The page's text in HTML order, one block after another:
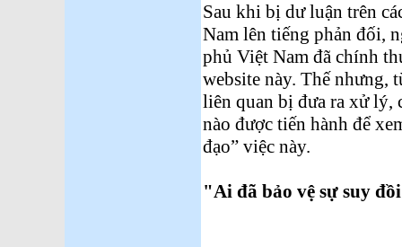
Sau khi bị dư luận trên
Nam lên tiếng phản đối,
phủ Việt Nam đã chính
website này. Thế nhưng,
liên quan bị đưa ra xử lý,
nào được tiến hành để
đạo” việc này.
"Ai đã bảo vệ sự suy